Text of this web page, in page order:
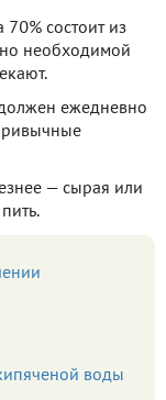
70% состоит из
необходимой
ежедневно
— сырая или
воды